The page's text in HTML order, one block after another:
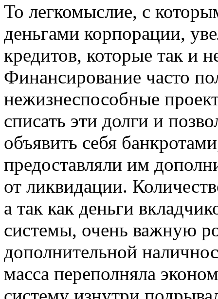
То легкомыслие, с
деньгами корпорации,
кредитов, которые так и
Финансирование часто
нежизнеспособные
списать эти долги и
объявить себя
предоставляли им
от ликвидации.
а так как деньги
системы, очень важную
дополнительной
масса переполняла